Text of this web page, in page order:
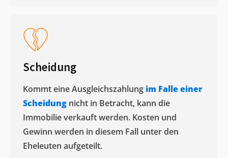
Scheidung
Kommt eine Ausgleichszahlung im Falle einer
Scheidung nicht in Betracht, kann die
Immobilie verkauft werden. Kosten und
Gewinn werden in diesem Fall unter den
Eheleuten aufgeteilt.​